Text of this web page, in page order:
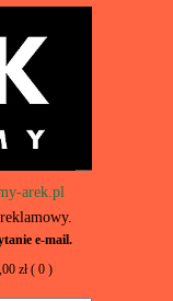
arek.pl
e-mail.
zł ( 0 )